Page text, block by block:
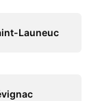
Launeuc